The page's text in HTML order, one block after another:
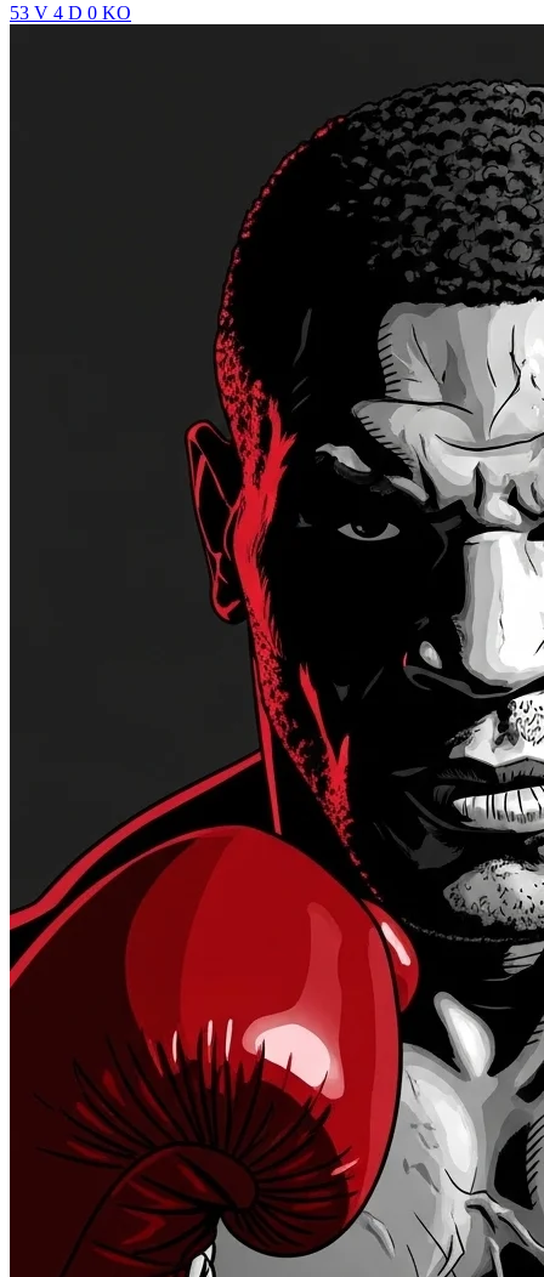
53 V 4 D 0 KO